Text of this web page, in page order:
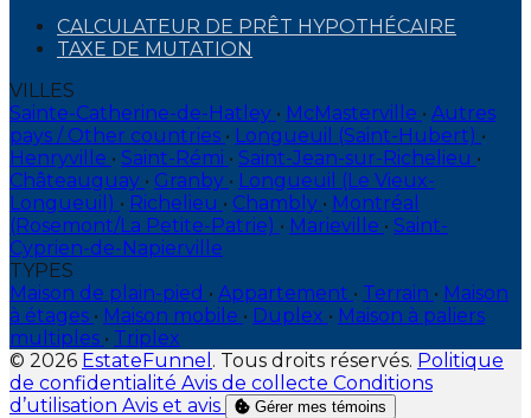
CALCULATEUR DE PRÊT HYPOTHÉCAIRE
TAXE DE MUTATION
VILLES
Sainte-Catherine-de-Hatley • McMasterville • Autres
pays / Other countries • Longueuil (Saint-Hubert) •
Henryville • Saint-Rémi • Saint-Jean-sur-Richelieu •
Châteauguay • Granby • Longueuil (Le Vieux-
Longueuil) • Richelieu • Chambly • Montréal
(Rosemont/La Petite-Patrie) • Marieville • Saint-
Cyprien-de-Napierville
TYPES
Maison de plain-pied • Appartement • Terrain • Maison
à étages • Maison mobile • Duplex • Maison à paliers
multiples • Triplex
© 2026 EstateFunnel . Tous droits réservés. Politique
de confidentialité Avis de collecte Conditions
d’utilisation Avis et avis
Gérer mes témoins